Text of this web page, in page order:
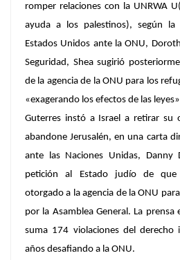
romper relaciones con la UNRWA
ayuda a los palestinos), según
Estados Unidos ante la ONU,
Seguridad, Shea sugirió
de la agencia de la ONU para los
«exagerando los efectos de las
Guterres instó a Israel a retirar su
abandone Jerusalén, en una carta
ante las Naciones Unidas, Danny
petición al Estado judío de que
otorgado a la agencia de la ONU
por la Asamblea General. La prensa
suma 174 violaciones del derecho
años desafiando a la ONU.